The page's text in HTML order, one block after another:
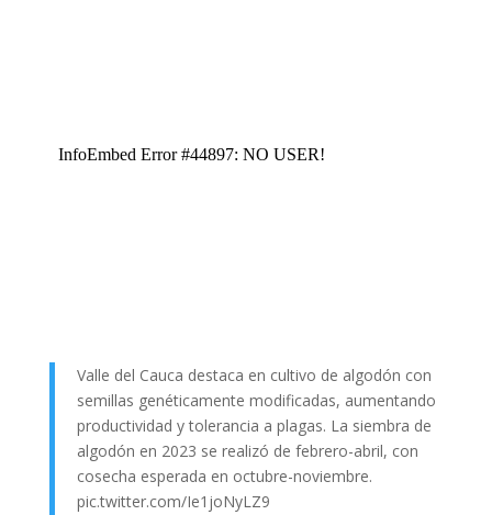
Valle del Cauca destaca en cultivo de algodón con
semillas genéticamente modificadas, aumentando
productividad y tolerancia a plagas. La siembra de
algodón en 2023 se realizó de febrero-abril, con
cosecha esperada en octubre-noviembre.
pic.twitter.com/Ie1joNyLZ9